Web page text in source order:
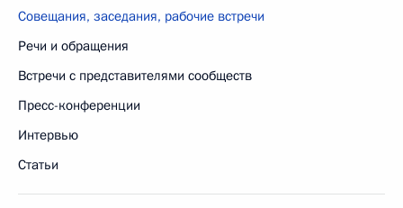
Совещания, заседания, рабочие встречи
Речи и обращения
Встречи с представителями сообществ
Пресс-конференции
Интервью
Статьи